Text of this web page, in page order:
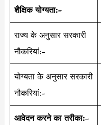
शैक्षिक योग्यता:-
राज्य के अनुसार सरकारी
नौकरियां:-
योग्यता के अनुसार सरकारी
नौकरियां:-
आवेदन करने का तरीका:–